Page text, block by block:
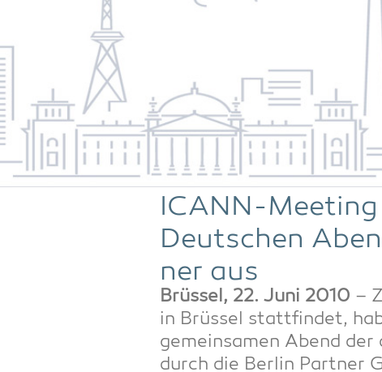
ICANN-Mee­ting
Deut­schen
ner aus
Brüs­sel, 22. Juni 2010 –
in Brüs­sel statt­fin­det,
gemein­sa­men Abend
durch die Ber­lin Part­ner